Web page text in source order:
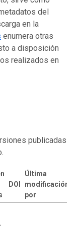
del
en la
enumera otras
a disposición
realizados en
publicadas
DOI
Última
modificación
por